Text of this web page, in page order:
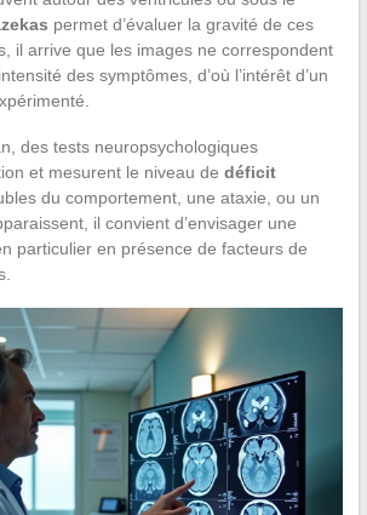
permet d’évaluer la gravité de ces
il arrive que les images ne correspondent
des symptômes, d’où l’intérêt d’un
des tests neuropsychologiques
et mesurent le niveau de déficit
du comportement, une ataxie, ou un
il convient d’envisager une
particulier en présence de facteurs de